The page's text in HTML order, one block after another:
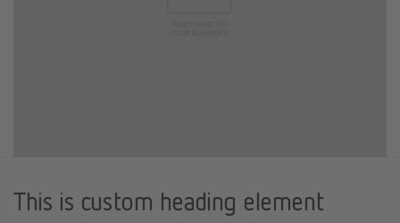
This is custom heading element